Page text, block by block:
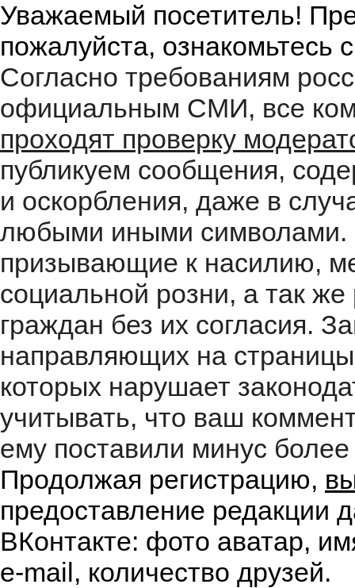
Уважаемый посетитель!
пожалуйста, ознакомьтесь
Согласно требованиям
официальным СМИ, все
проходят проверку
публикуем сообщения,
и оскорбления, даже в
любыми иными символами.
призывающие к насилию,
социальной розни, а так
граждан без их согласия.
направляющих на
которых нарушает
учитывать, что ваш
ему поставили минус
Продолжая регистрацию,
предоставление редакции
ВКонтакте: фото аватар,
e-mail, количество друзей.